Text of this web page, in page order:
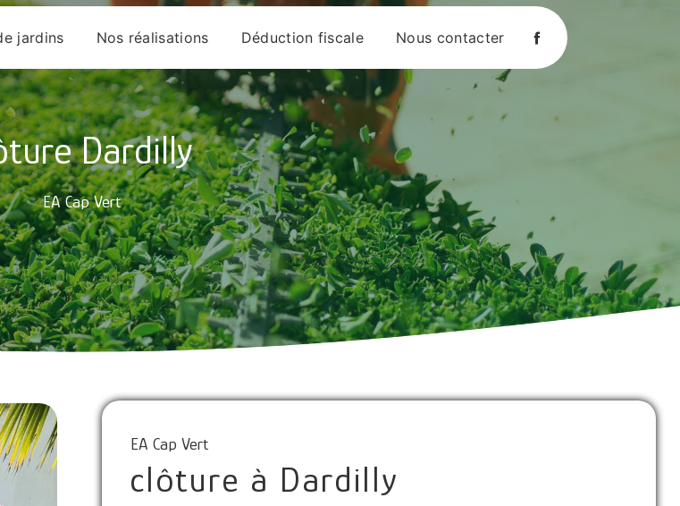
jardins Nos réalisations Déduction fiscale Nous contacter
Dardilly
EA Cap Vert
EA Cap Vert
clôture à Dardilly